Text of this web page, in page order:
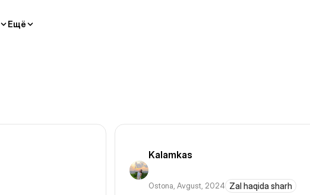
Ещё
Kalamkas
Ostona, Avgust, 2024 Zal haqida sharh